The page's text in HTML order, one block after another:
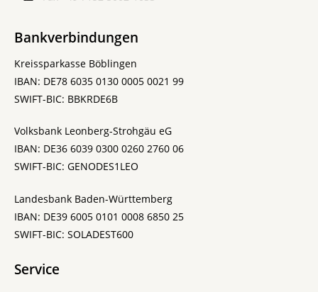
Bankverbindungen
Kreissparkasse Böblingen
IBAN: DE78 6035 0130 0005 0021 99
SWIFT-BIC: BBKRDE6B
Volksbank Leonberg-Strohgäu eG
IBAN: DE36 6039 0300 0260 2760 06
SWIFT-BIC: GENODES1LEO
Landesbank Baden-Württemberg
IBAN: DE39 6005 0101 0008 6850 25
SWIFT-BIC: SOLADEST600
Service